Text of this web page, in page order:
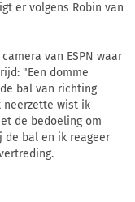
er volgens Robin van
van ESPN waar
"Een domme
bal van richting
neerzette wist ik
de bedoeling om
de bal en ik reageer